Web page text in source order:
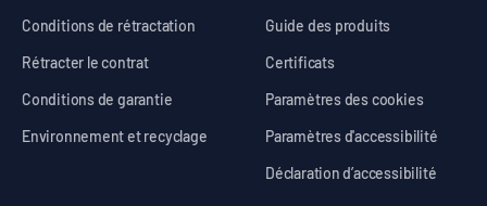
Conditions de rétractation
Rétracter le contrat
Conditions de garantie
Environnement et recyclage
Guide des produits
Certificats
Paramètres des cookies
Paramètres d'accessibilité
Déclaration d’accessibilité